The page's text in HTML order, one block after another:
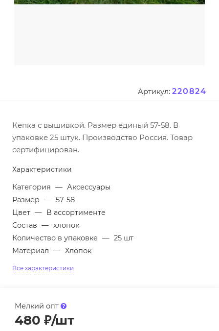
Артикул: 220824
Кепка с вышивкой. Размер единый 57-58. В
упаковке 25 штук. Производство Россия. Товар
сертифицирован.
Характеристики
Категория — Аксессуары
Размер — 57-58
Цвет — В ассортименте
Состав — хлопок
Количество в упаковке — 25 шт
Материал — Хлопок
Все характеристики
Мелкий опт
480 ₽/шт